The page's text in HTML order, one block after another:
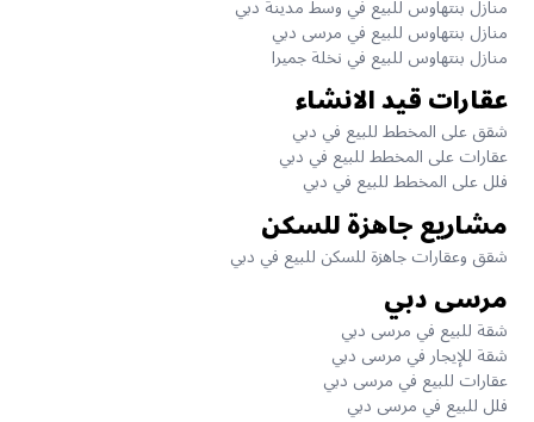
منازل بنتهاوس للبيع في وسط مدينة دبي
منازل بنتهاوس للبيع في مرسى دبي
منازل بنتهاوس للبيع في نخلة جميرا
عقارات قيد الانشاء
شقق على المخطط للبيع في دبي
عقارات على المخطط للبيع في دبي
فلل على المخطط للبيع في دبي
مشاريع جاهزة للسكن
شقق وعقارات جاهزة للسكن للبيع في دبي
مرسى دبي
شقة للبيع في مرسى دبي
شقة للإيجار في مرسى دبي
عقارات للبيع في مرسى دبي
فلل للبيع في مرسى دبي